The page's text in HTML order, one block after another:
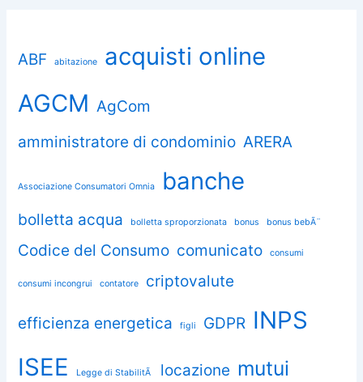
ABF abitazione
acquisti online
AGCM AgCom
amministratore di condominio ARERA
Associazione Consumatori Omnia banche
bolletta acqua bolletta sproporzionata bonus bonus bebÃ¨
Codice del Consumo comunicato consumi
consumi incongrui contatore criptovalute
efficienza energetica figli GDPR INPS
ISEE
Legge di StabilitÃ locazione mutui